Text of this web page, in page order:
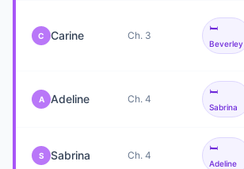
C Carine Ch. 3
🛏️
Beverley
A Adeline Ch. 4
🛏️
Sabrina
S Sabrina Ch. 4
🛏️
Adeline